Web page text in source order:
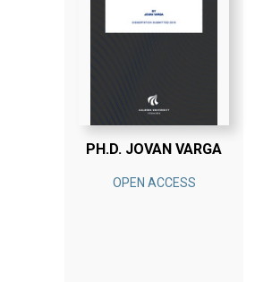
PH.D. JOVAN VARGA
OPEN ACCESS